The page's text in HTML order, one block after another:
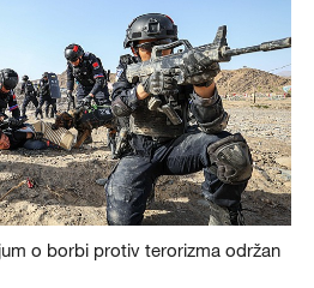
o borbi protiv terorizma održan